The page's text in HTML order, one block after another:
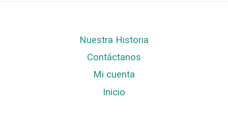
Nuestra Historia
Contáctanos
Mi cuenta
Inicio